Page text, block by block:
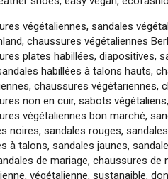
végétaliennes, sandales
chaussures végétaliennes
plates habillées, diapositives,
habillées à talons hauts,
chaussures végétariennes,
non en cuir, sabots
végétaliennes bon marché,
noires, sandales rouges,
à talons, sandales jaunes,
de mariage, chaussures
végétalienne, sustanaible,